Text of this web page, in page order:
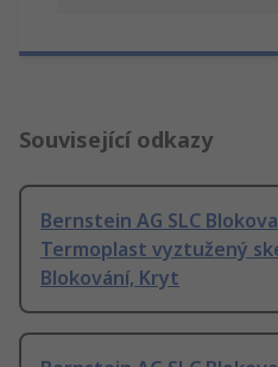
Související odkazy
Bernstein AG SLC
Termoplast vyztužený
Blokování, Kryt